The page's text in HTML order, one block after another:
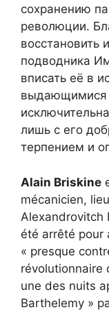
сохранению
революции.
восстановить
подводника
вписать её в
выдающимися
лишь с его
терпением и
Alain Briskine
mécanicien,
Alexandrovitch
été arrêté pour
« presque
révolutionnaire
une des nuits
Barthelemy »